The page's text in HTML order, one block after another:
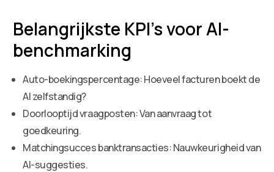
Belangrijkste KPI’s voor AI-
benchmarking
Auto-boekingspercentage: Hoeveel facturen boekt de
AI zelfstandig?
Doorlooptijd vraagposten: Van aanvraag tot
goedkeuring.
Matchingsucces banktransacties: Nauwkeurigheid van
AI-suggesties.